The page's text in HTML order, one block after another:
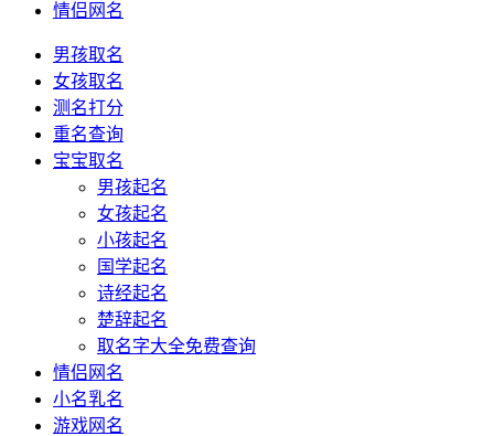
情侣网名
男孩取名
女孩取名
测名打分
重名查询
宝宝取名
男孩起名
女孩起名
小孩起名
国学起名
诗经起名
楚辞起名
取名字大全免费查询
情侣网名
小名乳名
游戏网名